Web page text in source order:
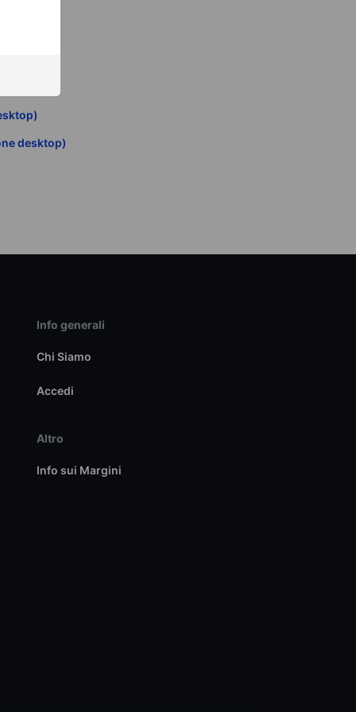
desktop)
Info generali
Chi Siamo
Accedi
Altro
Info sui Margini